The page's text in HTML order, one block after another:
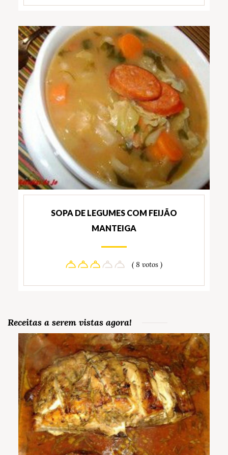
SOPA DE LEGUMES COM FEIJÃO
MANTEIGA
( 8 votos )
Receitas a serem vistas agora!